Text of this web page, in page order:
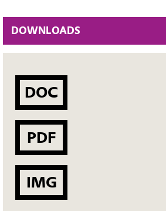
DOWNLOADS
DOC
PDF
IMG